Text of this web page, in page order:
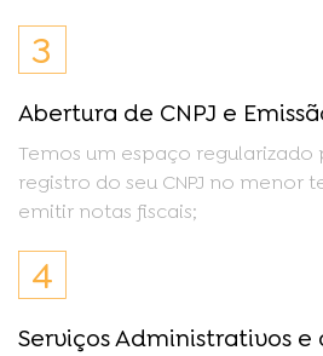
3
Abertura de CNPJ e
Temos um espaço
registro do seu CNPJ no menor
emitir notas fiscais;
4
Serviços Administrativos e